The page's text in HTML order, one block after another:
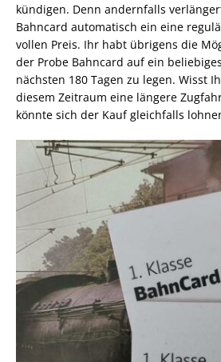
kündigen. Denn andernfalls
Bahncard automatisch ein eine
vollen Preis. Ihr habt übrigens die
der Probe Bahncard auf ein
nächsten 180 Tagen zu legen. Wisst
diesem Zeitraum eine längere
könnte sich der Kauf gleichfalls